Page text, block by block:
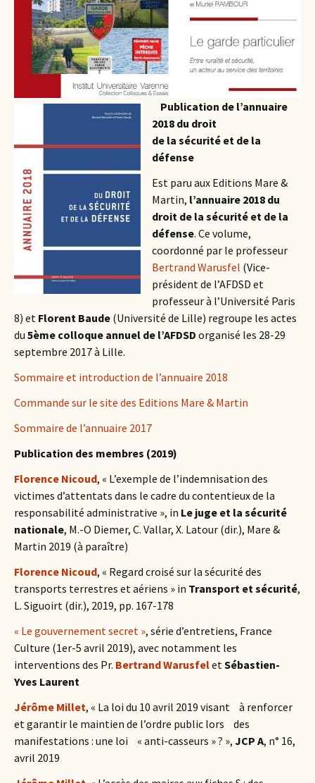
Publication de l’annuaire
2018 du droit
de la sécurité et de la
défense
Est paru aux Editions Mare &
Martin, l’annuaire 2018 du
droit de la sécurité et de la
défense. Ce volume,
coordonné par le professeur
Bertrand Warusfel (Vice-
président de l’AFDSD et
professeur à l’Université Paris
8) et Florent Baude (Université de Lille) regroupe les actes
du 5ème colloque annuel de l’AFDSD organisé les 28-29
septembre 2017 à Lille.
Sommaire et introduction de l’annuaire 2018
Commande sur le site des Editions Mare & Martin
Sommaire de l’annuaire 2017
Publication des membres (2019)
Florence Nicoud, « L’exemple de l’indemnisation des
victimes d’attentats dans le cadre du contentieux de la
responsabilité administrative », in Le juge et la sécurité
nationale, M.-O Diemer, C. Vallar, X. Latour (dir.), Mare &
Martin 2019 (à paraître)
Florence Nicoud, « Regard croisé sur la sécurité des
transports terrestres et aériens » in Transport et sécurité,
L. Siguoirt (dir.), 2019, pp. 167-178
« Le gouvernement secret », série d’entretiens, France
Culture (1er-5 avril 2019), avec notamment les
interventions des Pr. Bertrand WarusfeletSébastien-
Yves Laurent
Jérôme Millet, « La loi du 10 avril 2019 visant à renforcer
et garantir le maintien de l’ordre public lors des
manifestations : une loi « anti-casseurs » ? », JCP A, n° 16,
avril 2019